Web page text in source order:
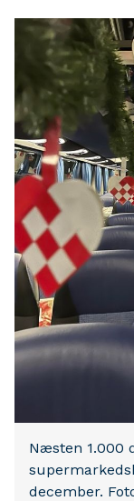
Næsten 1.000
december.